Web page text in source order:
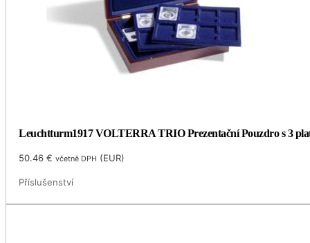
Leuchtturm1917 VOLTERRA TRIO Prezentační Pouzdro s 3
50.46€ včetně DPH (EUR)
Příslušenství